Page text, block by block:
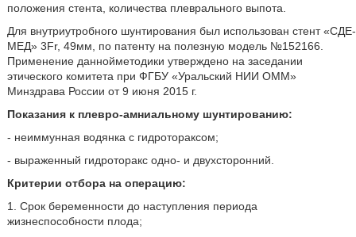
положения стента, количества плеврального выпота.
Для внутриутробного шунтирования был использован стент «СДЕ-
МЕД» 3Fr, 49мм, по патенту на полезную модель №152166.
Применение даннойметодики утверждено на заседании
этического комитета при ФГБУ «Уральский НИИ ОММ»
Минздрава России от 9 июня 2015 г.
Показания к плевро-амниальному шунтированию:
- неиммунная водянка с гидротораксом;
- выраженный гидроторакс одно- и двухсторонний.
Критерии отбора на операцию:
1. Срок беременности до наступления периода
жизнеспособности плода;